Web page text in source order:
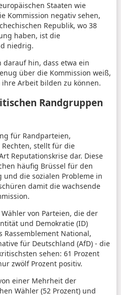
Staaten wie
Kommission negativ sehen,
Republik, wo 38
haben, ist die
niedrig.
darauf hin, dass etwa ein
über die Kommission weiß,
Arbeit bilden zu können.
Randgruppen
für Randparteien,
stellt für die
Reputationskrise dar. Diese
häufig Brüssel für den
die sozialen Probleme in
damit die wachsende
von Parteien, die der
und Demokratie (ID)
Rassemblement National,
für Deutschland (AfD) - die
sehen: 61 Prozent
zwölf Prozent positiv.
einer Mehrheit der
Wähler (52 Prozent) und